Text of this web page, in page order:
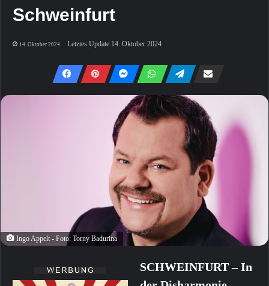
Schweinfurt
14. Oktober 2024 Letztes Update 14. Oktober 2024
Ingo Appelt - Foto: Torny Badurina
SCHWEINFURT – In